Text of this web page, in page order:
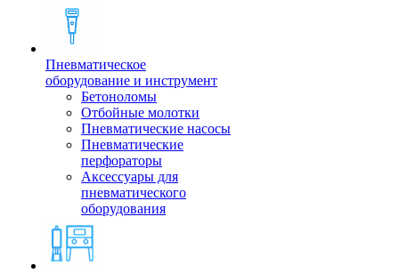
Пневматическое
оборудование и инструмент
Бетоноломы
Отбойные молотки
Пневматические насосы
Пневматические
перфораторы
Аксессуары для
пневматического
оборудования